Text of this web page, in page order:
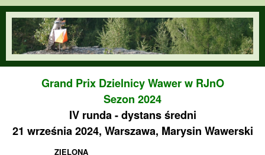
Przejdź do treści
orienteering.waw.pl
Grand Prix Dzielnicy Wawer w RJnO
Sezon 2024
IV runda - dystans średni
21 września 2024, Warszawa, Marysin Wawerski
ZIELONA